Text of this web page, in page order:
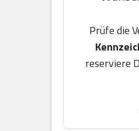
Prüfe die
reserviere